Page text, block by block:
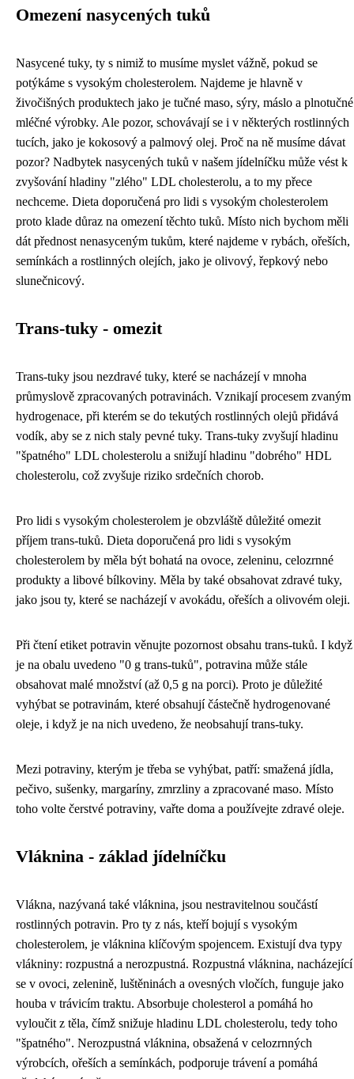
Omezení nasycených tuků
Nasycené tuky, ty s nimiž to musíme myslet vážně, pokud se
potýkáme s vysokým cholesterolem. Najdeme je hlavně v
živočišných produktech jako je tučné maso, sýry, máslo a plnotučné
mléčné výrobky. Ale pozor, schovávají se i v některých rostlinných
tucích, jako je kokosový a palmový olej. Proč na ně musíme dávat
pozor? Nadbytek nasycených tuků v našem jídelníčku může vést k
zvyšování hladiny "zlého" LDL cholesterolu, a to my přece
nechceme. Dieta doporučená pro lidi s vysokým cholesterolem
proto klade důraz na omezení těchto tuků. Místo nich bychom měli
dát přednost nenasyceným tukům, které najdeme v rybách, ořeších,
semínkách a rostlinných olejích, jako je olivový, řepkový nebo
slunečnicový.
Trans-tuky - omezit
Trans-tuky jsou nezdravé tuky, které se nacházejí v mnoha
průmyslově zpracovaných potravinách. Vznikají procesem zvaným
hydrogenace, při kterém se do tekutých rostlinných olejů přidává
vodík, aby se z nich staly pevné tuky. Trans-tuky zvyšují hladinu
"špatného" LDL cholesterolu a snižují hladinu "dobrého" HDL
cholesterolu, což zvyšuje riziko srdečních chorob.
Pro lidi s vysokým cholesterolem je obzvláště důležité omezit
příjem trans-tuků. Dieta doporučená pro lidi s vysokým
cholesterolem by měla být bohatá na ovoce, zeleninu, celozrnné
produkty a libové bílkoviny. Měla by také obsahovat zdravé tuky,
jako jsou ty, které se nacházejí v avokádu, ořeších a olivovém oleji.
Při čtení etiket potravin věnujte pozornost obsahu trans-tuků. I když
je na obalu uvedeno "0 g trans-tuků", potravina může stále
obsahovat malé množství (až 0,5 g na porci). Proto je důležité
vyhýbat se potravinám, které obsahují částečně hydrogenované
oleje, i když je na nich uvedeno, že neobsahují trans-tuky.
Mezi potraviny, kterým je třeba se vyhýbat, patří: smažená jídla,
pečivo, sušenky, margaríny, zmrzliny a zpracované maso. Místo
toho volte čerstvé potraviny, vařte doma a používejte zdravé oleje.
Vláknina - základ jídelníčku
Vlákna, nazývaná také vláknina, jsou nestravitelnou součástí
rostlinných potravin. Pro ty z nás, kteří bojují s vysokým
cholesterolem, je vláknina klíčovým spojencem. Existují dva typy
vlákniny: rozpustná a nerozpustná. Rozpustná vláknina, nacházející
se v ovoci, zelenině, luštěninách a ovesných vločích, funguje jako
houba v trávicím traktu. Absorbuje cholesterol a pomáhá ho
vyloučit z těla, čímž snižuje hladinu LDL cholesterolu, tedy toho
"špatného". Nerozpustná vláknina, obsažená v celozrnných
výrobcích, ořeších a semínkách, podporuje trávení a pomáhá